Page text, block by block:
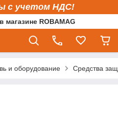
с учетом НДС!
ROBAMAG
и оборудование Средства